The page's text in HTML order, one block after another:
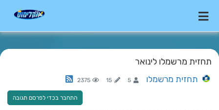
תחזית מרשמלו לינואר
תחזית מרשמלו 5
15
2375
התחבר בכדי לפרסם תגובה